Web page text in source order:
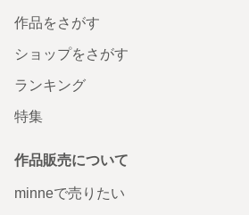
作品をさがす
ショップをさがす
ランキング
特集
作品販売について
minneで売りたい